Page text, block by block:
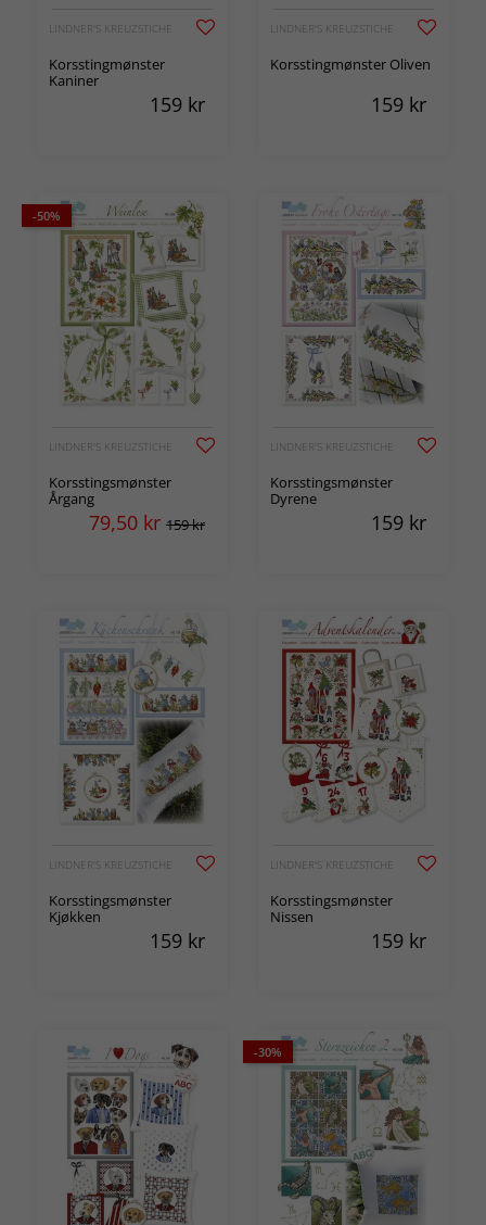
LINDNER'S KREUZSTICHE
Korsstingmønster
Kaniner
159 kr
LINDNER'S KREUZSTICHE
Korsstingmønster Oliven
159 kr
-50%
LINDNER'S KREUZSTICHE
Korsstingsmønster
Årgang
79,50 kr 159 kr
LINDNER'S KREUZSTICHE
Korsstingsmønster
Dyrene
159 kr
LINDNER'S KREUZSTICHE
Korsstingsmønster
Kjøkken
159 kr
LINDNER'S KREUZSTICHE
Korsstingsmønster
Nissen
159 kr
-30%